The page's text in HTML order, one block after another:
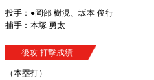
投手：●岡部 樹滉、坂本 俊行
捕手：本塚 勇太
後攻 打撃成績
（本塁打）